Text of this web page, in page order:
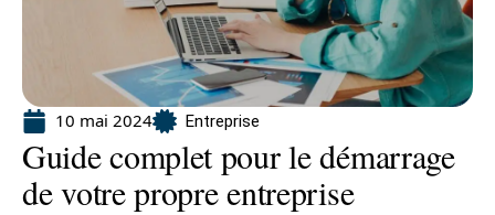
10 mai 2024 Entreprise
Guide complet pour le démarrage
de votre propre entreprise